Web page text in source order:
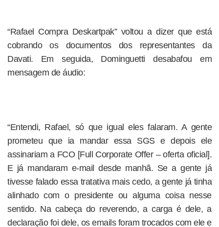
“Rafael Compra Deskartpak” voltou a dizer que está
cobrando os documentos dos representantes da
Davati. Em seguida, Dominguetti desabafou em
mensagem de áudio:
“Entendi, Rafael, só que igual eles falaram. A gente
prometeu que ia mandar essa SGS e depois ele
assinariam a FCO [Full Corporate Offer – oferta oficial].
E já mandaram e-mail desde manhã. Se a gente já
tivesse falado essa tratativa mais cedo, a gente já tinha
alinhado com o presidente ou alguma coisa nesse
sentido. Na cabeça do reverendo, a carga é dele, a
declaração foi dele, os emails foram trocados com ele e